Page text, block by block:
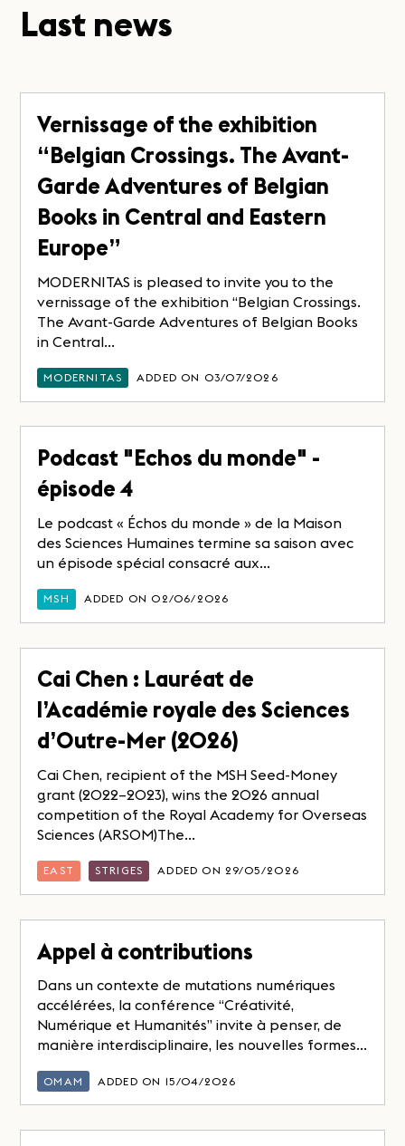
Last news
Vernissage of the exhibition
“Belgian Crossings. The Avant-
Garde Adventures of Belgian
Books in Central and Eastern
Europe”
MODERNITAS is pleased to invite you to the
vernissage of the exhibition “Belgian Crossings.
The Avant-Garde Adventures of Belgian Books
in Central...
MODERNITAS ADDED ON 03/07/2026
Podcast "Echos du monde" -
épisode 4
Le podcast « Échos du monde » de la Maison
des Sciences Humaines termine sa saison avec
un épisode spécial consacré aux...
MSH ADDED ON 02/06/2026
Cai Chen : Lauréat de
l’Académie royale des Sciences
d’Outre-Mer (2026)
Cai Chen, recipient of the MSH Seed-Money
grant (2022–2023), wins the 2026 annual
competition of the Royal Academy for Overseas
Sciences (ARSOM)The...
EAST STRIGES ADDED ON 29/05/2026
Appel à contributions
Dans un contexte de mutations numériques
accélérées, la conférence “Créativité,
Numérique et Humanités” invite à penser, de
manière interdisciplinaire, les nouvelles formes...
OMAM ADDED ON 15/04/2026